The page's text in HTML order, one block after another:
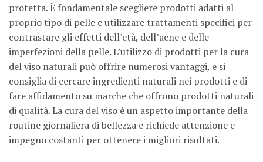
protetta. È fondamentale scegliere prodotti adatti al
proprio tipo di pelle e utilizzare trattamenti specifici per
contrastare gli effetti dell’età, dell’acne e delle
imperfezioni della pelle. L’utilizzo di prodotti per la cura
del viso naturali può offrire numerosi vantaggi, e si
consiglia di cercare ingredienti naturali nei prodotti e di
fare affidamento su marche che offrono prodotti naturali
di qualità. La cura del viso è un aspetto importante della
routine giornaliera di bellezza e richiede attenzione e
impegno costanti per ottenere i migliori risultati.